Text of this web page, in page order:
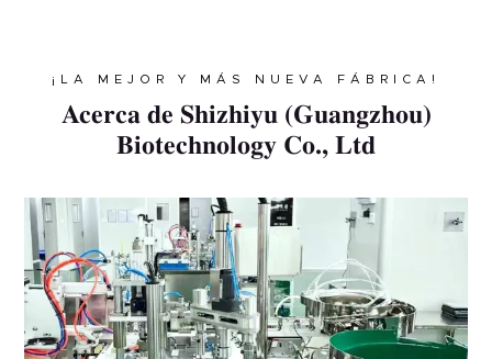
¡LA MEJOR Y MÁS NUEVA FÁBRICA!
Acerca de Shizhiyu (Guangzhou)
Biotechnology Co., Ltd